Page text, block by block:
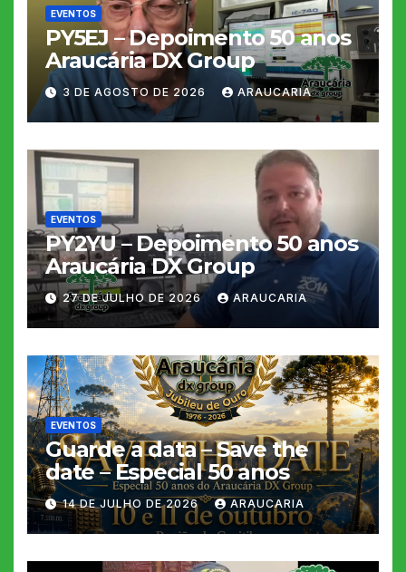
EVENTOS
PY5EJ – Depoimento 50 anos
Araucária DX Group
3 DE AGOSTO DE 2026 ARAUCARIA
EVENTOS
PY2YU – Depoimento 50 anos
Araucária DX Group
27 DE JULHO DE 2026 ARAUCARIA
EVENTOS
Guarde a data – Save the
date – Especial 50 anos
14 DE JULHO DE 2026 ARAUCARIA